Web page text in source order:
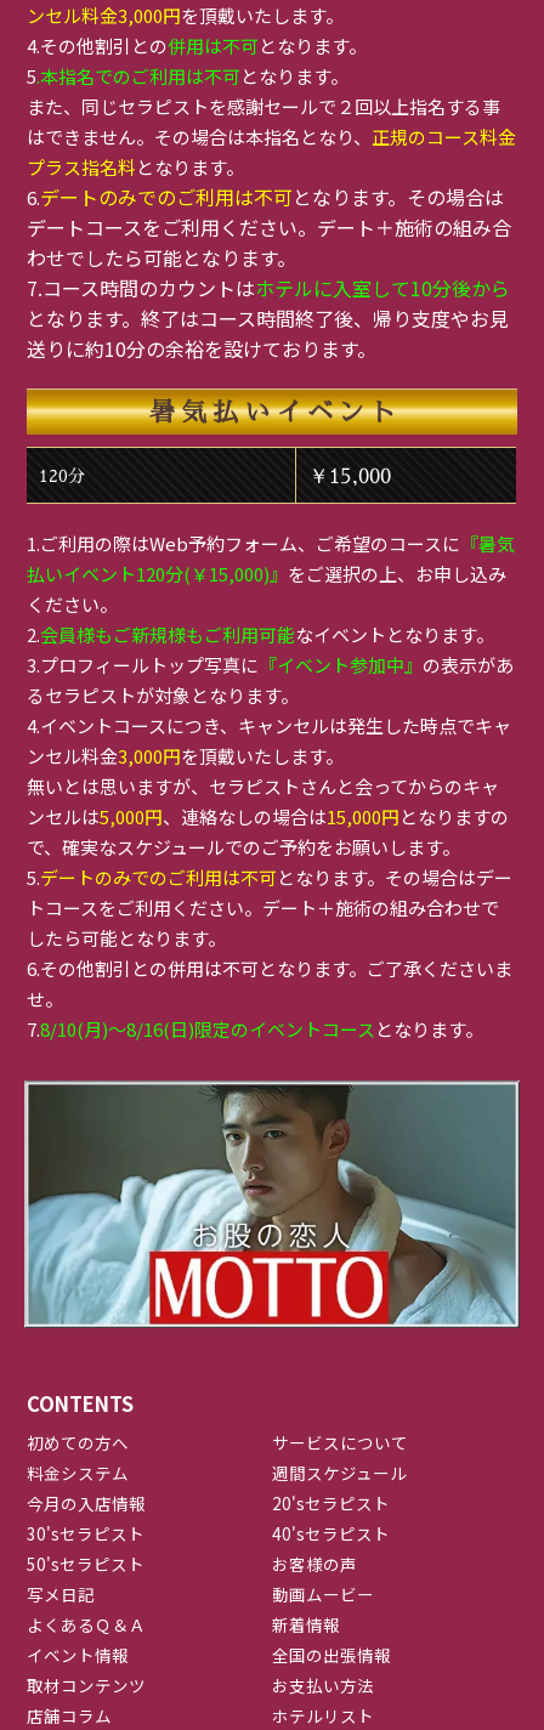
ンセル料金3,000円を頂戴いたします。
4.その他割引との併用は不可となります。
5.本指名でのご利用は不可となります。
また、同じセラピストを感謝セールで２回以上指名する事
はできません。その場合は本指名となり、 正規のコース料金
プラス指名料となります。
6.デートのみでのご利用は不可となります。その場合は
デートコースをご利用ください。デート＋施術の組み合
わせでしたら可能となります。
7.コース時間のカウントはホテルに入室して10分後から
となります。終了はコース時間終了後、帰り支度やお見
送りに約10分の余裕を設けております。
暑気払いイベント
120分 ￥15,000
1.ご利用の際はWeb予約フォーム、ご希望のコースに 『暑気
払いイベント120分(￥15,000)』 をご選択の上、お申し込み
ください。
2.会員様もご新規様もご利用可能なイベントとなります。
3.プロフィールトップ写真に 『イベント参加中』 の表示があ
るセラピストが対象となります。
4.イベントコースにつき、キャンセルは発生した時点でキャ
ンセル料金3,000円を頂戴いたします。
無いとは思いますが、セラピストさんと会ってからのキャ
ンセルは5,000円、連絡なしの場合は15,000円となりますの
で、確実なスケジュールでのご予約をお願いします。
5.デートのみでのご利用は不可となります。その場合はデー
トコースをご利用ください。デート＋施術の組み合わせで
したら可能となります。
6.その他割引との併用は不可となります。ご了承くださいま
せ。
7.8/10(月)～8/16(日)限定のイベントコース となります。
CONTENTS
初めての方へ
サービスについて
料金システム
週間スケジュール
今月の入店情報
20'sセラピスト
30'sセラピスト
40'sセラピスト
50'sセラピスト
お客様の声
写メ日記
動画ムービー
よくあるＱ＆Ａ
新着情報
イベント情報
全国の出張情報
取材コンテンツ
お支払い方法
店舗コラム
ホテルリスト